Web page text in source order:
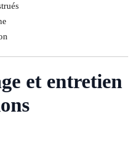
et entretien